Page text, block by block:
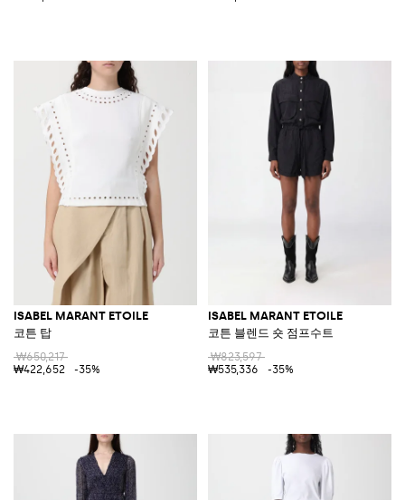
ISABEL MARANT ETOILE
코튼 탑
₩650,217
₩422,652
-35%
ISABEL MARANT ETOILE
코튼 블렌드 숏 점프수트
₩823,597
₩535,336
-35%